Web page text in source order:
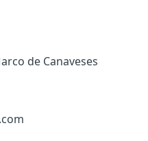
de Canaveses